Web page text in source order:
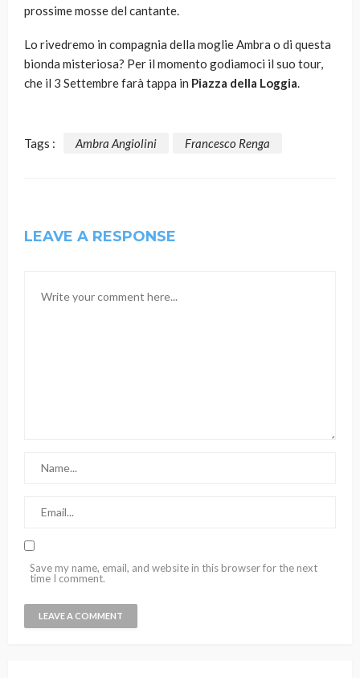
prossime mosse del cantante.
Lo rivedremo in compagnia della moglie Ambra o di questa
bionda misteriosa? Per il momento godiamoci il suo tour,
che il 3 Settembre farà tappa in Piazza della Loggia.
Tags : Ambra Angiolini Francesco Renga
LEAVE A RESPONSE
Save my name, email, and website in this browser for the next
time I comment.